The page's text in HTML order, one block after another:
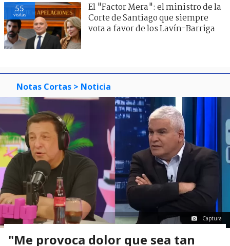
55
visitas
El "Factor Mera": el ministro de la
Corte de Santiago que siempre
vota a favor de los Lavín-Barriga
Notas Cortas > Noticia
Captura
"Me provoca dolor que sea tan